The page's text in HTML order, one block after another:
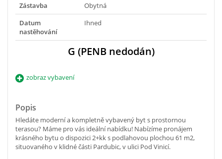
Zástavba
Obytná
Datum
nastěhování
Ihned
G (PENB nedodán)
zobraz vybavení
Popis
Hledáte moderní a kompletně vybavený byt s prostornou
terasou? Máme pro vás ideální nabídku! Nabízíme pronájem
krásného bytu o dispozici 2+kk s podlahovou plochou 61 m2,
situovaného v klidné části Pardubic, v ulici Pod Vinicí.